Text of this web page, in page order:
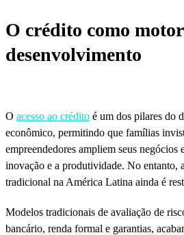
O crédito como
desenvolvimento
O acesso ao crédito é um dos pilares do
econômico, permitindo que famílias
empreendedores ampliem seus negócios
inovação e a produtividade. No entanto,
tradicional na América Latina ainda é
Modelos tradicionais de avaliação de
bancário, renda formal e garantias,